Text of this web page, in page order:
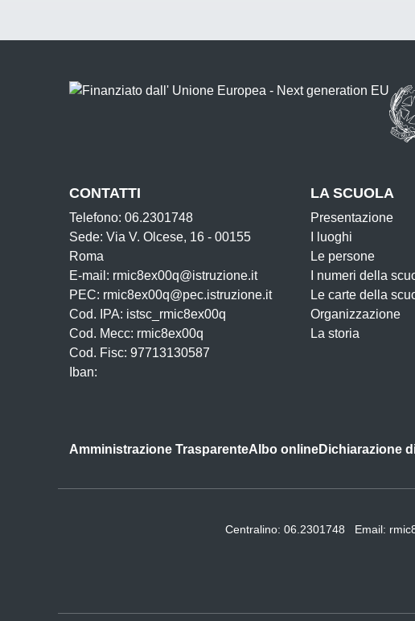
CONTATTI
Telefono: 06.2301748
Sede: Via V. Olcese, 16 - 00155
Roma
E-mail: rmic8ex00q@istruzione.it
PEC: rmic8ex00q@pec.istruzione.it
Cod. IPA: istsc_rmic8ex00q
Cod. Mecc: rmic8ex00q
Cod. Fisc: 97713130587
Iban:
LA SCUOLA
Presentazione
I luoghi
Le persone
I numeri della
Le carte della
Organizzazione
La storia
Amministrazione TrasparenteAlbo onlineDichiarazione
Centralino: 06.2301748 Email: